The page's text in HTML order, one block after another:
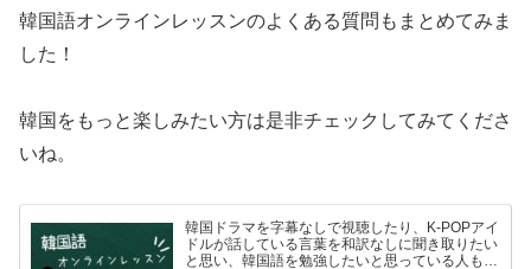
韓国語オンラインレッスンのよくある質問もまとめてみま
した！
韓国をもっと楽しみたい方は是非チェックしてみてくださ
いね。
韓国ドラマを字幕なしで視聴したり、K-POPアイ
ドルが話している言葉を和訳なしに聞き取りたい
と思い、韓国語を勉強したいと思っている人も多